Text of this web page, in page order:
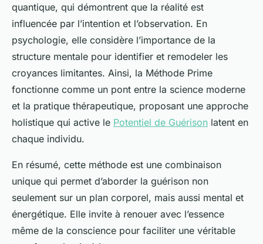
quantique, qui démontrent que la réalité est
influencée par l’intention et l’observation. En
psychologie, elle considère l’importance de la
structure mentale pour identifier et remodeler les
croyances limitantes. Ainsi, la Méthode Prime
fonctionne comme un pont entre la science moderne
et la pratique thérapeutique, proposant une approche
holistique qui active le Potentiel de Guérison latent en
chaque individu.
En résumé, cette méthode est une combinaison
unique qui permet d’aborder la guérison non
seulement sur un plan corporel, mais aussi mental et
énergétique. Elle invite à renouer avec l’essence
même de la conscience pour faciliter une véritable